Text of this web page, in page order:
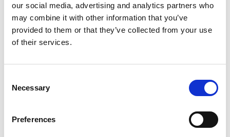
our social media, advertising and analytics partners who
may combine it with other information that you’ve
provided to them or that they’ve collected from your use
of their services.
Selection
Necessary
Preferences
Repubblica Ceca